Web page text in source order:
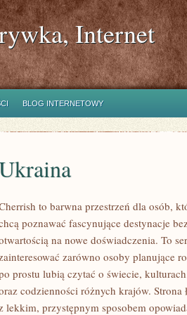
Internet
BLOG INTERNETOWY
to barwna przestrzeń dla osób,
poznawać fascynujące destynacje
na nowe doświadczenia. To
zarówno osoby planujące
prostu lubią czytać o świecie,
codzienności różnych krajów. Strona
lekkim, przystępnym sposobem